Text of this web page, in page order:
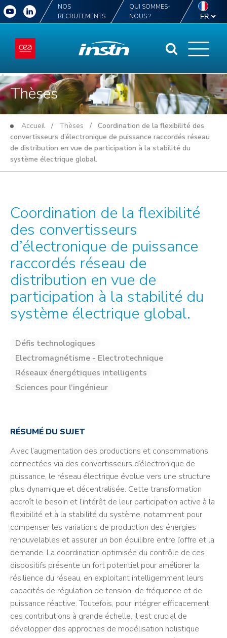
NOS
RECRUTEMENTS
QUI SOMMES-
NOUS ?
Thèses
Accueil / Thèses / Coordination de la flexibilité des
convertisseurs d’électronique de puissance raccordés réseau
de distribution en vue de participation à la stabilité du
système électrique global.
Coordination de la flexibilité
des convertisseurs
d’électronique de puissance
raccordés réseau de
distribution en vue de
participation à la stabilité du
système électrique global.
Défis technologiques
Electromagnétisme - Electrotechnique
Réseaux énergétiques intelligents
Sciences pour l’ingénieur
RÉSUMÉ DU SUJET
Avec l’augmentation des productions et consommations
connectées via des convertisseurs d’électronique de
puissance, le réseau électrique évolue vers une structure
plus dynamique et décentralisée. Cette transformation
accroît le besoin et l’intérêt de leur participation active à la
flexibilité et à la stabilité du système, notamment pour
compenser les variations de production des énergies
renouvelables et assurer un bon équilibre entre l’offre et la
demande. La coordination optimisée du contrôle de ces
dispositifs présente un fort potentiel pour améliorer la
résilience du réseau, en exploitant intelligemment leurs
capacités de régulation de tension, de fréquence et de
puissance réactive. Toutefois, pour intégrer efficacement
ces contributions à grande échelle, il est crucial de
développer des approches de modélisation holistique